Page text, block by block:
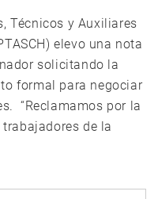
Técnicos y Auxiliares
elevo una nota
solicitando la
formal para negociar
“Reclamamos por la
de la